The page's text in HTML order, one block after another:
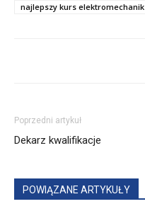
najlepszy kurs elektromechanik
Poprzedni artykuł
Dekarz kwalifikacje
POWIĄZANE ARTYKUŁY